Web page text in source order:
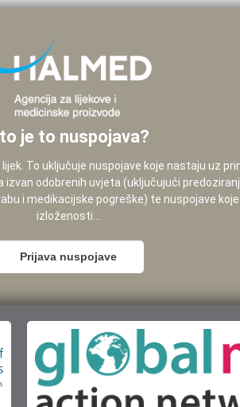
je to nuspojava?
To uključuje nuspojave koje nastaju uz
odobrenih uvjeta (uključujući
i medikacijske pogreške) te nuspojave
izloženosti...
Prijava nuspojave